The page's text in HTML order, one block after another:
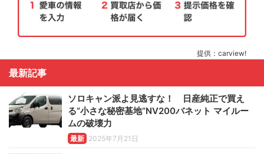
提供：carview!
最新記事
ソロキャン派よ見逃すな！ 日産純正で買え
る“小さな秘密基地”NV200バネット マイルー
ムの破壊力
最新 2025年7月21日